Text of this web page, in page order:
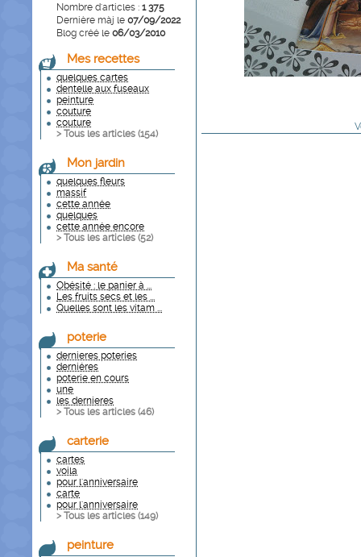
Nombre d'articles : 1 375
Dernière màj le 07/09/2022
Blog créé le 06/03/2010
Mes recettes
quelques cartes
dentelle aux fuseaux
peinture
couture
couture
> Tous les articles (154)
Mon jardin
quelques fleurs
massif
cette année
quelques
cette année encore
> Tous les articles (52)
Ma santé
Obésité : le panier à ...
Les fruits secs et les ...
Quelles sont les vitam ...
poterie
dernieres poteries
derniéres
poterie en cours
une
les dernieres
> Tous les articles (46)
carterie
cartes
voila
pour l'anniversaire
carte
pour l'anniversaire
> Tous les articles (149)
peinture